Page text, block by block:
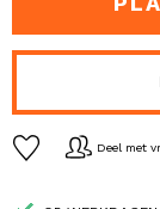
Deel met